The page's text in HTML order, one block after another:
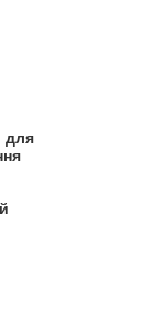
для